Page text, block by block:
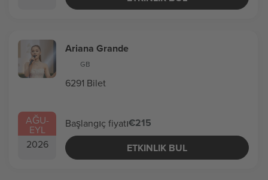
AĞU-
EYL
2026
Ariana Grande
GB
6291 Bilet
Başlangıç fiyatı€215
ETKINLIK BUL